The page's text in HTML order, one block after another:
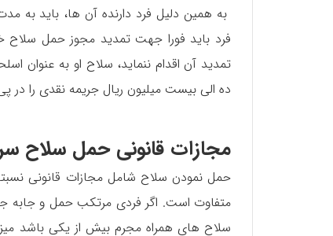
به همین دلیل فرد دارنده آن ها، باید به
فرد باید فورا جهت تمدید مجوز حمل سلاح
تمدید آن اقدام ننماید، سلاح او به عنوان
ده الی بیست میلیون ریال جریمه نقدی را در
مجازات قانونی حمل سلاح
حمل نمودن سلاح شامل مجازات قانونی
متفاوت است. اگر فردی مرتکب حمل و جابه
سلاح های همراه مجرم بیش از یکی باشد